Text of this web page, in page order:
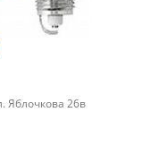
Яблочкова 26в